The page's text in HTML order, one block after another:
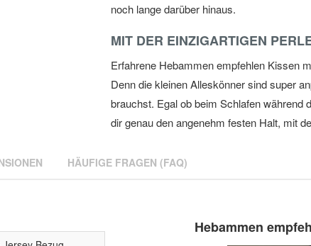
noch lange darüber hinaus.
MIT DER EINZIGARTIGEN
Erfahrene Hebammen empfehlen Kissen
Denn die kleinen Alleskönner sind super
brauchst. Egal ob beim Schlafen während
dir genau den angenehm festen Halt, mit
Hebammen
HÄUFIGE FRAGEN (FAQ)